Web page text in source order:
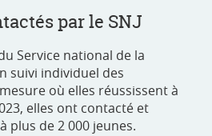
par le SNJ
Service national de la
suivi individuel des
où elles réussissent à
elles ont contacté et
plus de 2 000 jeunes.